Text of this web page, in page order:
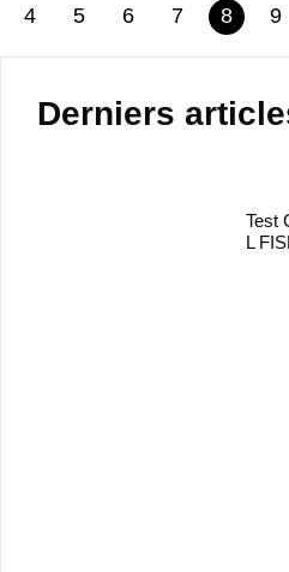
4 5 6 7 8 9
Derniers
Test
L